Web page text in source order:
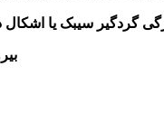
گردگیر سیبک یا اشکال